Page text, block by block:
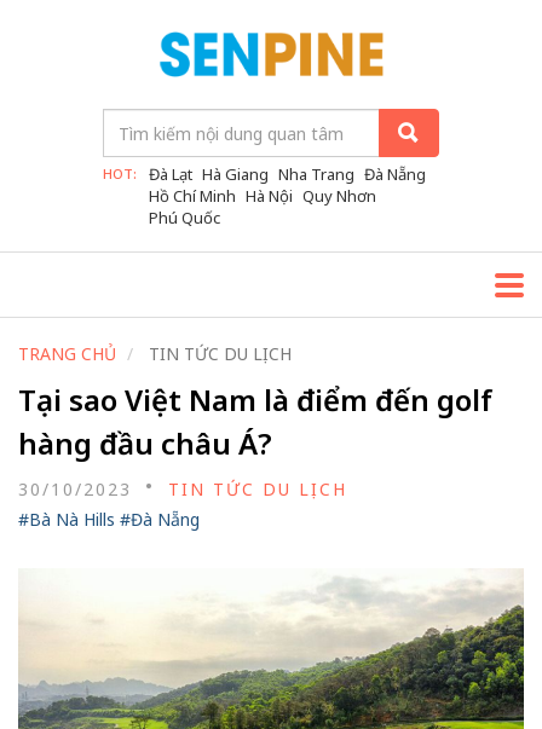
HOT: Đà Lạt Hà Giang Nha Trang Đà Nẵng
Hồ Chí Minh Hà Nội Quy Nhơn
Phú Quốc
TRANG CHỦ TIN TỨC DU LỊCH
Tại sao Việt Nam là điểm đến golf
hàng đầu châu Á?
30/10/2023
TIN TỨC DU LỊCH
#Bà Nà Hills #Đà Nẵng